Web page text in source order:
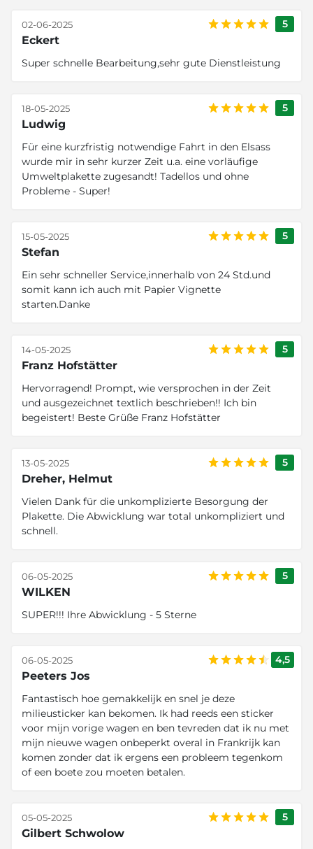
5
Eckert
02-06-2025
Super schnelle Bearbeitung,sehr gute Dienstleistung
5
Ludwig
18-05-2025
Für eine kurzfristig notwendige Fahrt in den Elsass
wurde mir in sehr kurzer Zeit u.a. eine vorläufige
Umweltplakette zugesandt! Tadellos und ohne
Probleme - Super!
5
Stefan
15-05-2025
Ein sehr schneller Service,innerhalb von 24 Std.und
somit kann ich auch mit Papier Vignette
starten.Danke
5
Franz Hofstätter
14-05-2025
Hervorragend! Prompt, wie versprochen in der Zeit
und ausgezeichnet textlich beschrieben!! Ich bin
begeistert! Beste Grüße Franz Hofstätter
5
Dreher, Helmut
13-05-2025
Vielen Dank für die unkomplizierte Besorgung der
Plakette. Die Abwicklung war total unkompliziert und
schnell.
5
WILKEN
06-05-2025
SUPER!!! Ihre Abwicklung - 5 Sterne
4,5
Peeters Jos
06-05-2025
Fantastisch hoe gemakkelijk en snel je deze
milieusticker kan bekomen. Ik had reeds een sticker
voor mijn vorige wagen en ben tevreden dat ik nu met
mijn nieuwe wagen onbeperkt overal in Frankrijk kan
komen zonder dat ik ergens een probleem tegenkom
of een boete zou moeten betalen.
5
Gilbert Schwolow
05-05-2025